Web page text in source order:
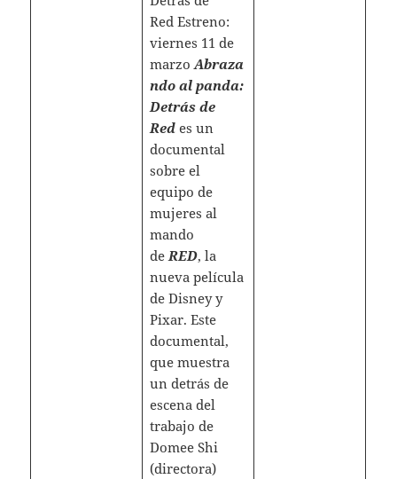
Red Estreno:
viernes 11 de
marzo Abraza
ndo al panda:
Detrás de
Redes un
documental
sobre el
equipo de
mujeres al
mando
de RED, la
nueva película
de Disney y
Pixar. Este
documental,
que muestra
un detrás de
escena del
trabajo de
Domee Shi
(directora)